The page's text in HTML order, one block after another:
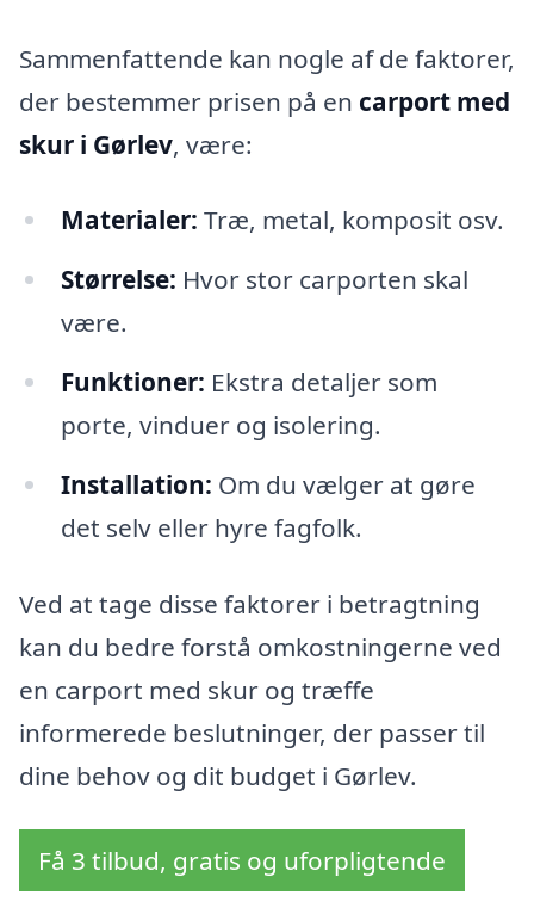
Sammenfattende kan nogle af de faktorer,
der bestemmer prisen på en carport med
skur i Gørlev, være:
Materialer: Træ, metal, komposit osv.
Størrelse: Hvor stor carporten skal
være.
Funktioner: Ekstra detaljer som
porte, vinduer og isolering.
Installation: Om du vælger at gøre
det selv eller hyre fagfolk.
Ved at tage disse faktorer i betragtning
kan du bedre forstå omkostningerne ved
en carport med skur og træffe
informerede beslutninger, der passer til
dine behov og dit budget i Gørlev.
Få 3 tilbud, gratis og uforpligtende